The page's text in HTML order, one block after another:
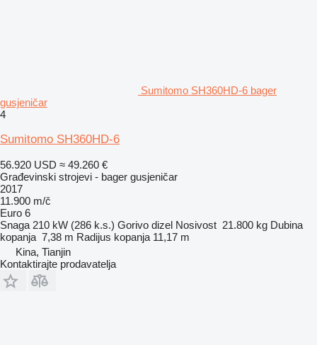
Sumitomo SH360HD-6 bager
gusjeničar
4
Sumitomo SH360HD-6
56.920 USD ≈ 49.260 €
Građevinski strojevi - bager gusjeničar
2017
11.900 m/č
Euro 6
Snaga 210 kW (286 k.s.) Gorivo dizel Nosivost 21.800 kg Dubina
kopanja 7,38 m Radijus kopanja 11,17 m
Kina, Tianjin
Kontaktirajte prodavatelja